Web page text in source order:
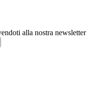
alla nostra newsletter